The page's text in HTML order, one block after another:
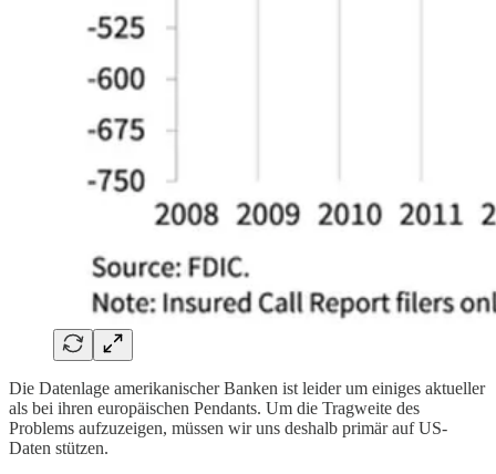
Die Datenlage amerikanischer Banken ist leider um einiges aktueller
als bei ihren europäischen Pendants. Um die Tragweite des
Problems aufzuzeigen, müssen wir uns deshalb primär auf US-
Daten stützen.